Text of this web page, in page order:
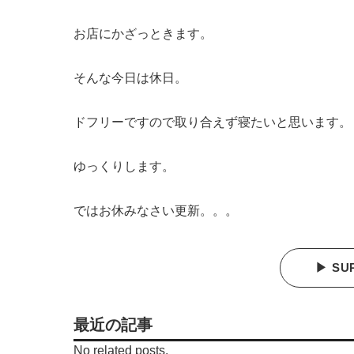
お店にかざっときます。
そんな今日は休日。
ドフリーですので取り合えず寝たいと思います。
ゆっくりします。
ではお休みなさい更新。。。
▶
最近の記事
No related posts.